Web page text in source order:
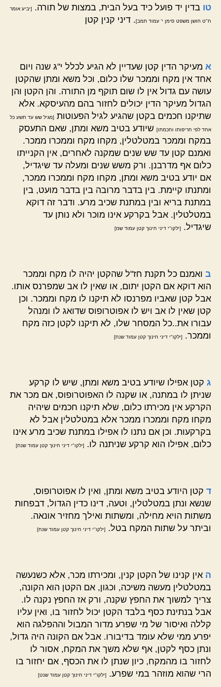
טו בדין יד פועל כיד בעל הבית, במצות של תורה. [יביע אומר
ח"ט חושן משפט סימן י' עמוד תמב]. דיני קנין קטן
א מעיקר הדין קטן שעדיין לא הגיע לכלל י"ג שנה ויום
אחד אין מקח וממכר שלו כלום, וכל משא ומתן שהקטן
עושה עם גדול אין לו שום תוקף מן התורה. והן הקטן והן
הגדול מעיקר הדין יכולים לחזור בהם מהעיסקא. אלא
שתיקנו חכמים בקטן שהגיע לגיל הפעוטות [מגיל שש עד תשע כל
אחד לפי חריפותו וחכמתו] שיודע בטיב משא ומתן, שאם התעסק
במקח וממכר במטלטלין, מקחו מקח וממכרו ממכר.
ואמנם קטן עד שש שנים שמקנה לאחרים, אין הקנייתו
כלום אף מדרבנן. ורק משש שנים ומעלה עד שיגדיל,
אם יודע בטיב משא ומתן, מקחו מקח וממכרו ממכר,
ומתנתו קיימת. בין בדבר מרובה בין בדבר מועט, בין
במתנת בריא ובין במתנת שכיב מרע. ודבר זה דוקא
במטלטלין. אבל בקרקע אינו מוכר ולא נותן עד
שיגדיל.
[ילקו"י דיני חינוך קטן עמוד שנז]
ב ואמנם כל תקנת חז"ל שהקטן יהיה לו מקח וממכר
הוא דוקא אם הקטן יתום, או שאין לו אב שמפרנס אותו.
אבל קטן שאביו מפרנסו לא תיקנו לו מקח וממכר. וכן
קטן שאין לו אב ויש לו אפוטרופוס שדואג לו ומנהל
עבורו את..כל המסחר שלו, לא תיקנו לקטן כזה מקח
וממכר.
[ילקו"י דיני חינוך קטן עמוד שנח]
ג קטן אפילו שיודע בטיב משא ומתן, שיש לו קרקע
שניתן לו במתנה, או שקנה לו האפוטרופוס, אם מכר את
הקרקע אין מכירתו כלום, שלא תיקנו חכמים שיהיה
מקחו מקח וממכרו ממכר אלא במטלטלין אבל לא
בקרקעות. וכן אם נתנו לו אפילו במתנת שכיב מרע אינו
כלום, אפילו הוא קרקע שניתנה לו.
[ילקו"י דיני חינוך קטן עמוד שנח]
ד קטן היודע בטיב משא ומתן, ואין לו אפוטרופוס,
שנשא ונתן במטלטלין, וטעה, דינו כדין הגדול, דבפחות
משתות הויא מחילה, ומשתות ואילך מחזיר אונאה.
וביתר על שתות המקח בטל.
[ילקו"י דיני חינוך קטן עמוד שנח]
ה אין קנינו של הקטן קנין, ומכירתו מכר, אלא כשנעשה
במטלטלין מעשה משיכה, וכגון, אם הקטן הוא הקונה,
צריך למשוך את החפץ שקנה, ורק אז החפץ נקנה לו.
אבל בנתינת כסף בלבד הקטן יכול לחזור בו, ואין עליו
קללה ואיסור של מי שפרע מדור המבול וההפלגה הוא
יפרע ממי שלא עומד בדיבורו. אבל אם הקונה היה גדול,
ונתן כסף לקטן, אף שלא משך את המקח, אסור לו
לחזור בו מהמקח, כיון שנתן לו את הכסף, אם יחזור בו
הרי שהוא מוזהר במי שפרע.
[ילקו"י דיני חינוך קטן עמוד שנט]